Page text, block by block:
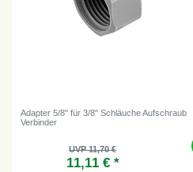
Adapter 5/8" für 3/8" Schläuche Aufschraub
Verbinder
UVP 11,70 €
11,11 € *